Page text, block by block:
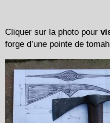
Cliquer sur la photo pour
forge d’une pointe de